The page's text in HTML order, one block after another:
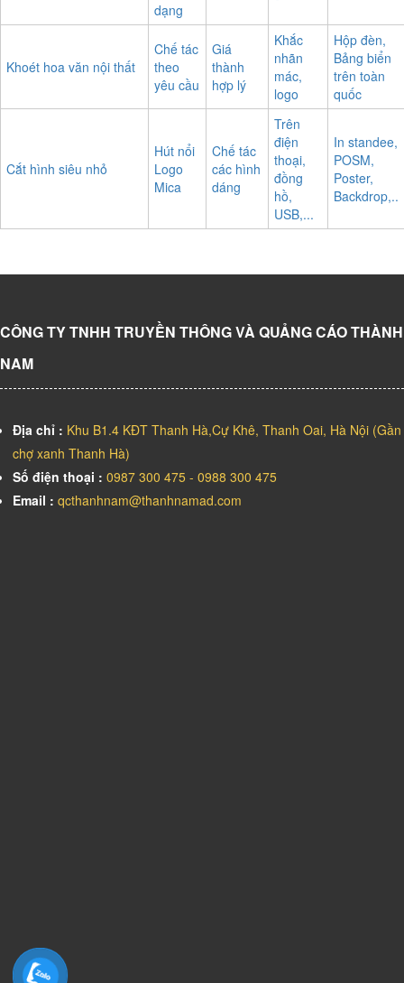
dạng
Khoét hoa văn nội thất
Chế tác
theo
yêu cầu
Giá
thành
hợp lý
Khắc
nhãn
mác,
logo
Hộp đèn,
Bảng biển
trên toàn
quốc
Cắt hình siêu nhỏ
Hút nổi
Logo
Mica
Chế tác
các hình
dáng
Trên
điện
thoại,
đồng
hồ,
USB,...
In standee,
POSM,
Poster,
Backdrop,..
CÔNG TY TNHH TRUYỀN THÔNG VÀ QUẢNG CÁO THÀNH
NAM
Địa chỉ : Khu B1.4 KĐT Thanh Hà,Cự Khê, Thanh Oai, Hà Nội (Gần
chợ xanh Thanh Hà)
Số điện thoại : 0987 300 475 - 0988 300 475
Email : qcthanhnam@thanhnamad.com